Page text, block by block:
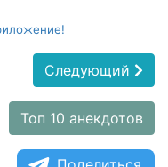
Следующий
Топ 10 анекдотов